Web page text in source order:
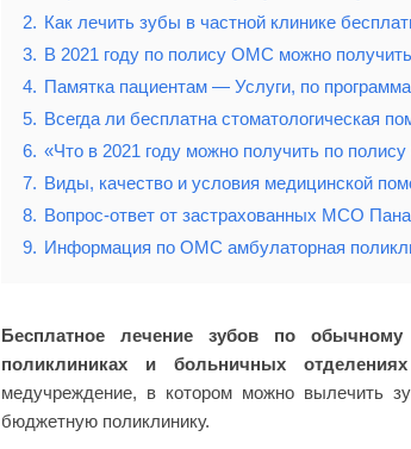
2. Как лечить зубы в частной клинике
3. В 2021 году по полису ОМС можно
4. Памятка пациентам — Услуги, по
5. Всегда ли бесплатна стоматологическая
6. «Что в 2021 году можно получить по
7. Виды, качество и условия медицинской
8. Вопрос-ответ от застрахованных МСО
9. Информация по ОМС амбулаторная
Бесплатное лечение зубов по
поликлиниках и больничных
медучреждение, в котором можно вылечить
бюджетную поликлинику.